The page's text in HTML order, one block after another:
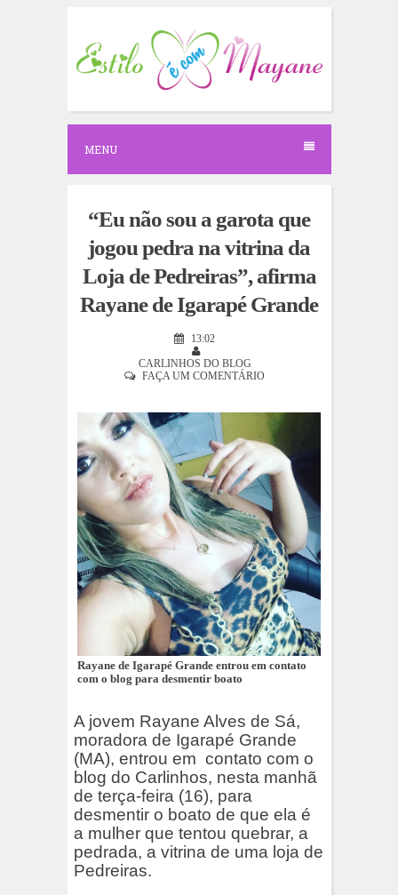
c
o
e
MENU
“Eu não sou a garota que
jogou pedra na vitrina da
Loja de Pedreiras”, afirma
Rayane de Igarapé Grande
13:02
CARLINHOS DO BLOG
FAÇA UM COMENTÁRIO
Rayane de Igarapé Grande entrou em contato
com o blog para desmentir boato
A jovem Rayane Alves de Sá,
moradora de Igarapé Grande
(MA), entrou em contato com o
blog do Carlinhos, nesta manhã
de terça-feira (16), para
desmentir o boato de que ela é
a mulher que tentou quebrar, a
pedrada, a vitrina de uma loja de
Pedreiras.